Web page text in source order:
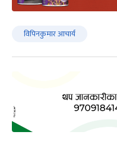
विपिनकुमार आचार्य